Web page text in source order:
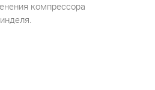
компрессора